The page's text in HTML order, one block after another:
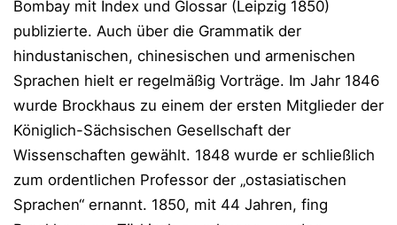
Bombay mit Index und Glossar (Leipzig 1850)
publizierte. Auch über die Grammatik der
hindustanischen, chinesischen und armenischen
Sprachen hielt er regelmäßig Vorträge. Im Jahr 1846
wurde Brockhaus zu einem der ersten Mitglieder der
Königlich-Sächsischen Gesellschaft der
Wissenschaften gewählt. 1848 wurde er schließlich
zum ordentlichen Professor der „ostasiatischen
Sprachen“ ernannt. 1850, mit 44 Jahren, fing